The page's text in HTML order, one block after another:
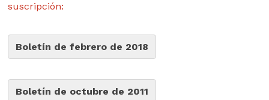
suscripción:
Boletín de febrero de 2018
Boletín de octubre de 2011